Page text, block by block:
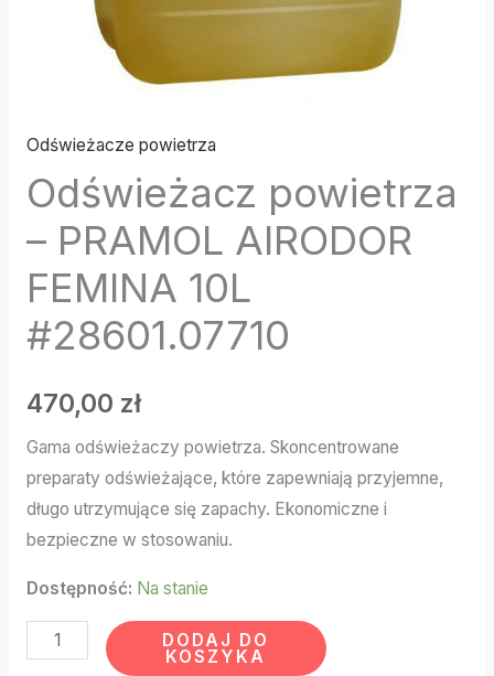
Odświeżacze powietrza
Odświeżacz powietrza
– PRAMOL AIRODOR
FEMINA 10L
#28601.07710
470,00 zł
Gama odświeżaczy powietrza. Skoncentrowane
preparaty odświeżające, które zapewniają przyjemne,
długo utrzymujące się zapachy. Ekonomiczne i
bezpieczne w stosowaniu.
Dostępność: Na stanie
DODAJ DO
KOSZYKA